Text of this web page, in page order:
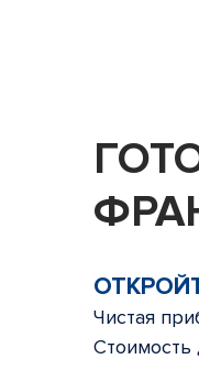
Чистая